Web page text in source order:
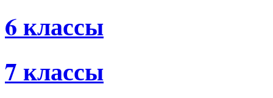
6 классы
7 классы